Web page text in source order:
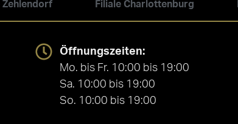
Zehlendorf Filiale Charlottenburg
Öffnungszeiten:
Mo. bis Fr. 10:00 bis 19:00
Sa. 10:00 bis 19:00
So. 10:00 bis 19:00